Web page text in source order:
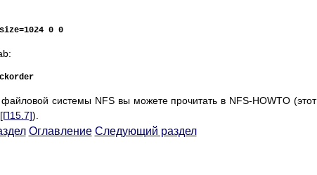
0 0
системы NFS вы можете прочитать в NFS-HOWTO (этот
[П15.7]).
Оглавление Следующий раздел